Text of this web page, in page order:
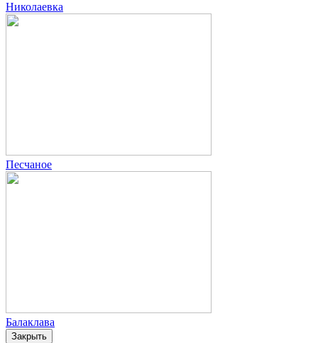
Николаевка
Песчаное
Балаклава
Закрыть